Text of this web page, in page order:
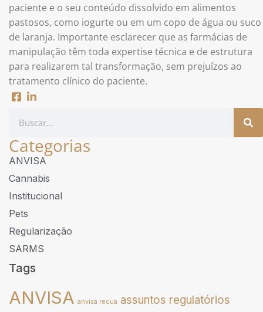
paciente e o seu conteúdo dissolvido em alimentos
pastosos, como iogurte ou em um copo de água ou suco
de laranja. Importante esclarecer que as farmácias de
manipulação têm toda expertise técnica e de estrutura
para realizarem tal transformação, sem prejuízos ao
tratamento clínico do paciente.
Categorias
ANVISA
Cannabis
Institucional
Pets
Regularização
SARMS
Tags
ANVISA anvisa recua assuntos regulatórios